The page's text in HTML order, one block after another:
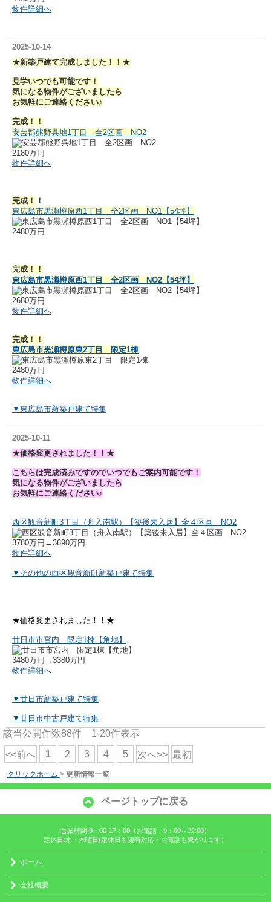
物件詳細へ
2025-10-14
★新築戸建て完成しました！！★
見学いつでも可能です！
気になる物件がございましたら
お気軽にご連絡ください♪
完成！！
安芸郡熊野呉地1丁目 全2区画 NO2
2180万円
物件詳細へ
完成！
！
東広島市黒瀬樽原西1丁目 全2区画 NO1【54坪】
2480万円
完成！！
東広島市黒瀬樽原西1丁目 全2区画 NO2【54坪】
2680万円
物件詳細へ
完成！！
東広島市黒瀬樽原東2丁目 限定1棟
2480万円
物件詳細へ
▼東広島市新築戸建て特集
2025-10-11
★価格変更されました！！★
こちらは完成済みですのでいつでもご案内可能です！
気になる物件がございましたら
お気軽にご連絡ください♪
西区観音新町3丁目（舟入南駅）【築後未入居】全４区画 NO2
3780万円→3690万円
物件詳細へ
▼その他の西区観音新町新築戸建て特集
★価格変更されました！！★
廿日市市宮内 限定1棟【角地】
3480万円→3380万円
物件詳細へ
▼廿日市新築戸建て特集
▼廿日市中古戸建て特集
該当公開件数88件 1-20件表示
<<前へ 1 2 3 4 5 次へ>> 最初
クリックホーム > 更新情報一覧
ページトップに戻る
営業時間:9：00-17：00（お電話 9：00～22:00）
定休日:水・木曜日(定休日も随時対応・お電話も繋がります）
ホーム
会社概要